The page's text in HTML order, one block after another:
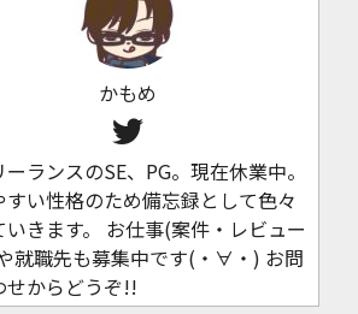
かもめ
ランスのSE、PG。現在休業中。
すい性格のため備忘録として色々
いきます。 お仕事(案件・レビュー
就職先も募集中です(・∀・) お問
せからどうぞ!!